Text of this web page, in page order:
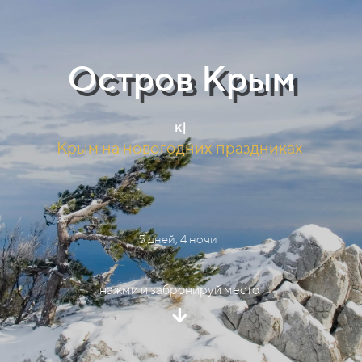
Остров Крым
пи
Крым на новогодних праздниках
5 дней, 4 ночи
нажми и забронируй место